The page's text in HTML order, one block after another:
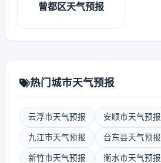
曾都区天气预报
热门城市天气预报
云浮市天气预报 安顺市天气预报
九江市天气预报 台东县天气预报
新竹市天气预报 衡水市天气预报